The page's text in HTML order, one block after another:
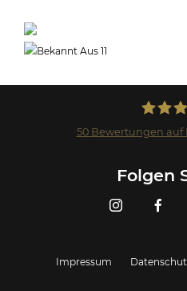
50Bewertungen auf
Folgen
Impressum